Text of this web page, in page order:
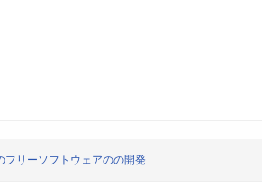
フリーソフトウェアのの開発